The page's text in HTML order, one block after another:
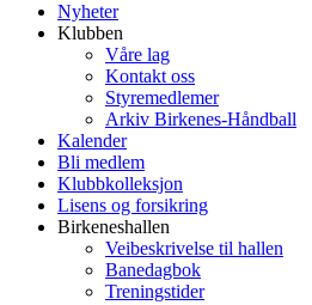
Nyheter
Klubben
Våre lag
Kontakt oss
Styremedlemer
Arkiv Birkenes-Håndball
Kalender
Bli medlem
Klubbkolleksjon
Lisens og forsikring
Birkeneshallen
Veibeskrivelse til hallen
Banedagbok
Treningstider